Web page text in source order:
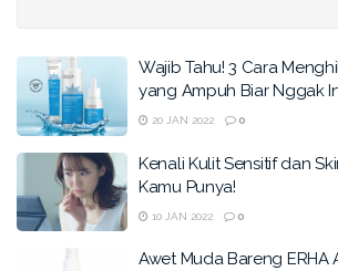
Wajib Tahu! 3 Cara
yang Ampuh Biar Nggak
20 JAN 2022 0
Kenali Kulit Sensitif dan
Kamu Punya!
10 JAN 2022 0
Awet Muda Bareng